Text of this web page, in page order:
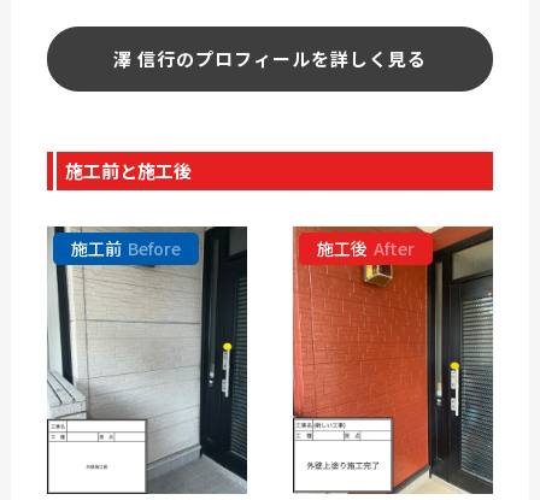
澤 信行のプロフィールを詳しく見る
施工前と施工後
施工前 Before 施工後 After